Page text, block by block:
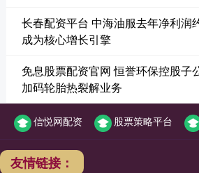
长春配资平台 中海油服去年净利
成为核心增长引擎
免息股票配资官网 恒誉环保控股子
加码轮胎热裂解业务
信悦网配资 股票策略平台
友情链接：